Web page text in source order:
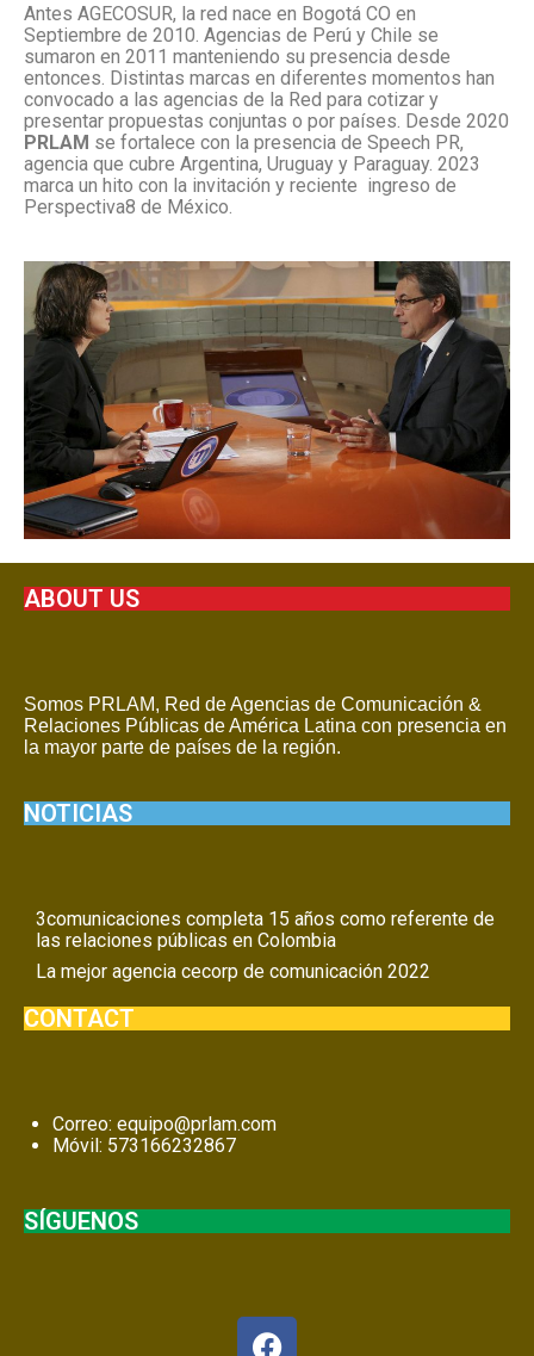
Antes AGECOSUR, la red nace en Bogotá CO en
Septiembre de 2010. Agencias de Perú y Chile se
sumaron en 2011 manteniendo su presencia desde
entonces. Distintas marcas en diferentes momentos han
convocado a las agencias de la Red para cotizar y
presentar propuestas conjuntas o por países. Desde 2020
PRLAM se fortalece con la presencia de Speech PR,
agencia que cubre Argentina, Uruguay y Paraguay. 2023
marca un hito con la invitación y reciente ingreso de
Perspectiva8 de México.
ABOUT US
Somos PRLAM, Red de Agencias de Comunicación &
Relaciones Públicas de América Latina con presencia en
la mayor parte de países de la región.
NOTICIAS
3comunicaciones completa 15 años como referente de
las relaciones públicas en Colombia
La mejor agencia cecorp de comunicación 2022
CONTACT
Correo: equipo@prlam.com
Móvil: 573166232867
SÍGUENOS